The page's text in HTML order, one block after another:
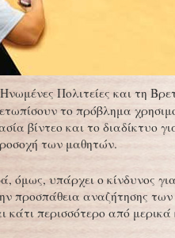
Πολιτείες και τη
το πρόβλημα
βίντεο και το διαδίκτυο
των μαθητών.
όμως, υπάρχει ο κίνδυνος
προσπάθεια αναζήτησης
κάτι περισσότερο από μερικά